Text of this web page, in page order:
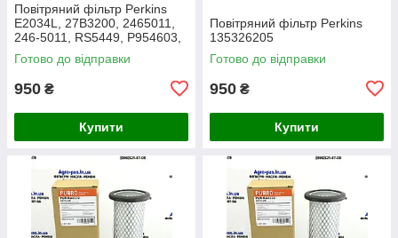
Повітряний фільтр Perkins
E2034L, 27B3200, 2465011,
246-5011, RS5449, P954603,
AF26659, 49205, SA16350,
915-851, 20000-13715
Готово до відправки
950 ₴
Купити
Повітряний фільтр Perkins
135326205
Готово до відправки
950 ₴
Купити